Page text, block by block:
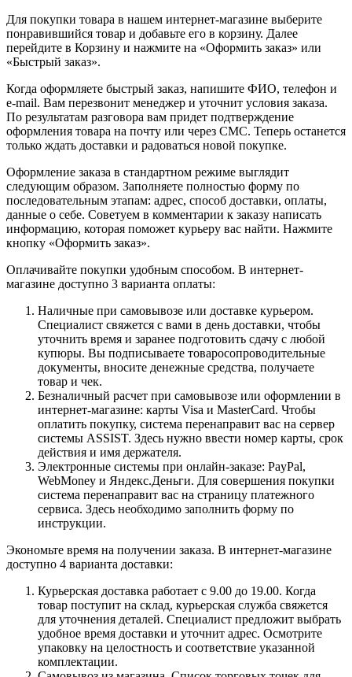
Для покупки товара в нашем интернет-магазине выберите
понравившийся товар и добавьте его в корзину. Далее
перейдите в Корзину и нажмите на «Оформить заказ» или
«Быстрый заказ».
Когда оформляете быстрый заказ, напишите ФИО, телефон и
e-mail. Вам перезвонит менеджер и уточнит условия заказа.
По результатам разговора вам придет подтверждение
оформления товара на почту или через СМС. Теперь останется
только ждать доставки и радоваться новой покупке.
Оформление заказа в стандартном режиме выглядит
следующим образом. Заполняете полностью форму по
последовательным этапам: адрес, способ доставки, оплаты,
данные о себе. Советуем в комментарии к заказу написать
информацию, которая поможет курьеру вас найти. Нажмите
кнопку «Оформить заказ».
Оплачивайте покупки удобным способом. В интернет-
магазине доступно 3 варианта оплаты:
Наличные при самовывозе или доставке курьером.
Специалист свяжется с вами в день доставки, чтобы
уточнить время и заранее подготовить сдачу с любой
купюры. Вы подписываете товаросопроводительные
документы, вносите денежные средства, получаете
товар и чек.
Безналичный расчет при самовывозе или оформлении в
интернет-магазине: карты Visa и MasterCard. Чтобы
оплатить покупку, система перенаправит вас на сервер
системы ASSIST. Здесь нужно ввести номер карты, срок
действия и имя держателя.
Электронные системы при онлайн-заказе: PayPal,
WebMoney и Яндекс.Деньги. Для совершения покупки
система перенаправит вас на страницу платежного
сервиса. Здесь необходимо заполнить форму по
инструкции.
Экономьте время на получении заказа. В интернет-магазине
доступно 4 варианта доставки:
Курьерская доставка работает с 9.00 до 19.00. Когда
товар поступит на склад, курьерская служба свяжется
для уточнения деталей. Специалист предложит выбрать
удобное время доставки и уточнит адрес. Осмотрите
упаковку на целостность и соответствие указанной
комплектации.